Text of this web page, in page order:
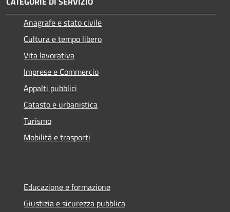
Anagrafe e stato civile
Cultura e tempo libero
Vita lavorativa
Imprese e Commercio
Appalti pubblici
Catasto e urbanistica
Turismo
Mobilità e trasporti
Educazione e formazione
Giustizia e sicurezza pubblica